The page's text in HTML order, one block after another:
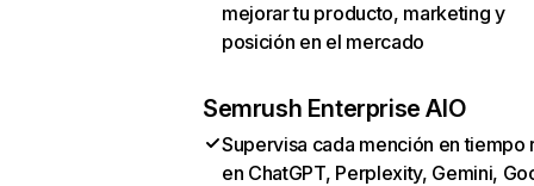
mejorar tu producto, marketing y
posición en el mercado
Semrush Enterprise AIO
Supervisa cada mención en tiempo
en ChatGPT, Perplexity, Gemini,